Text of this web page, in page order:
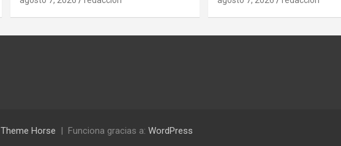
Theme Horse Funciona gracias a: WordPress